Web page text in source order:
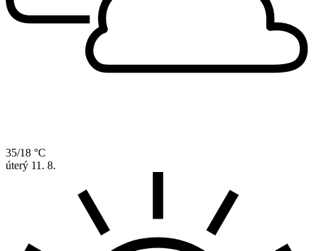
35/18 °C
úterý 11. 8.